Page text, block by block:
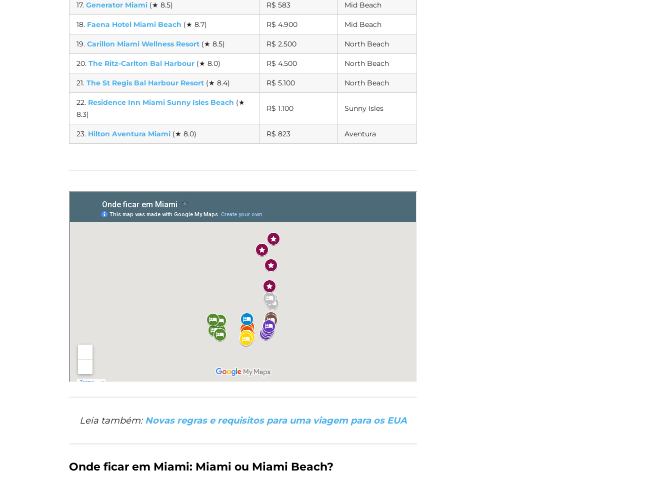
17.Generator Miami (★ 8.5) R$ 583 Mid Beach
18. Faena Hotel Miami Beach (★ 8.7) R$ 4.900 Mid Beach
19.Carillon Miami Wellness Resort (★ 8.5) R$ 2.500 North Beach
20.The Ritz-Carlton Bal Harbour (★ 8.0) R$ 4.500 North Beach
21.The St Regis Bal Harbour Resort (★ 8.4) R$ 5.100 North Beach
22. Residence Inn Miami Sunny Isles Beach (★
8.3)
R$ 1.100 Sunny Isles
23. Hilton Aventura Miami (★ 8.0) R$ 823 Aventura
Leia também: Novas regras e requisitos para uma viagem para os EUA
Onde ficar em Miami: Miami ou Miami Beach?